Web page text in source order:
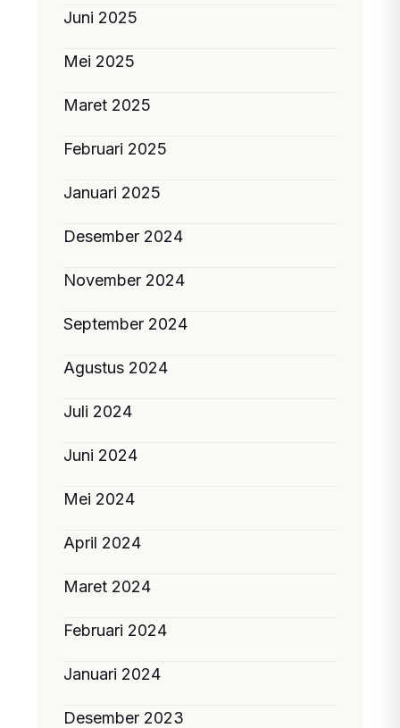
Juni 2025
Mei 2025
Maret 2025
Februari 2025
Januari 2025
Desember 2024
November 2024
September 2024
Agustus 2024
Juli 2024
Juni 2024
Mei 2024
April 2024
Maret 2024
Februari 2024
Januari 2024
Desember 2023